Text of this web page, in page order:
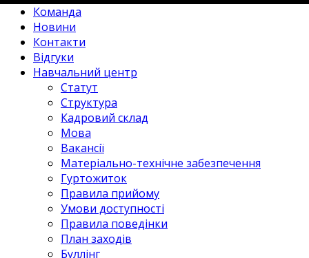
Команда
Новини
Контакти
Відгуки
Навчальний центр
Статут
Структура
Кадровий склад
Мова
Вакансії
Матеріально-технічне забезпечення
Гуртожиток
Правила прийому
Умови доступності
Правила поведінки
План заходів
Буллінг